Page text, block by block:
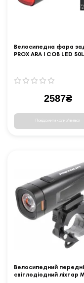
Велосипедна фара
PROX ARA I COB LED
2587₴
Повідомити коли з'явиться
Велосипедний
світлодіодний ліхтар